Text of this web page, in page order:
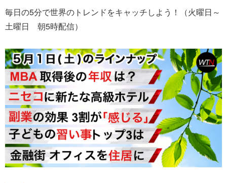
毎日の5分で世界のトレンドをキャッチしよう！（火曜日～
土曜日 朝5時配信）